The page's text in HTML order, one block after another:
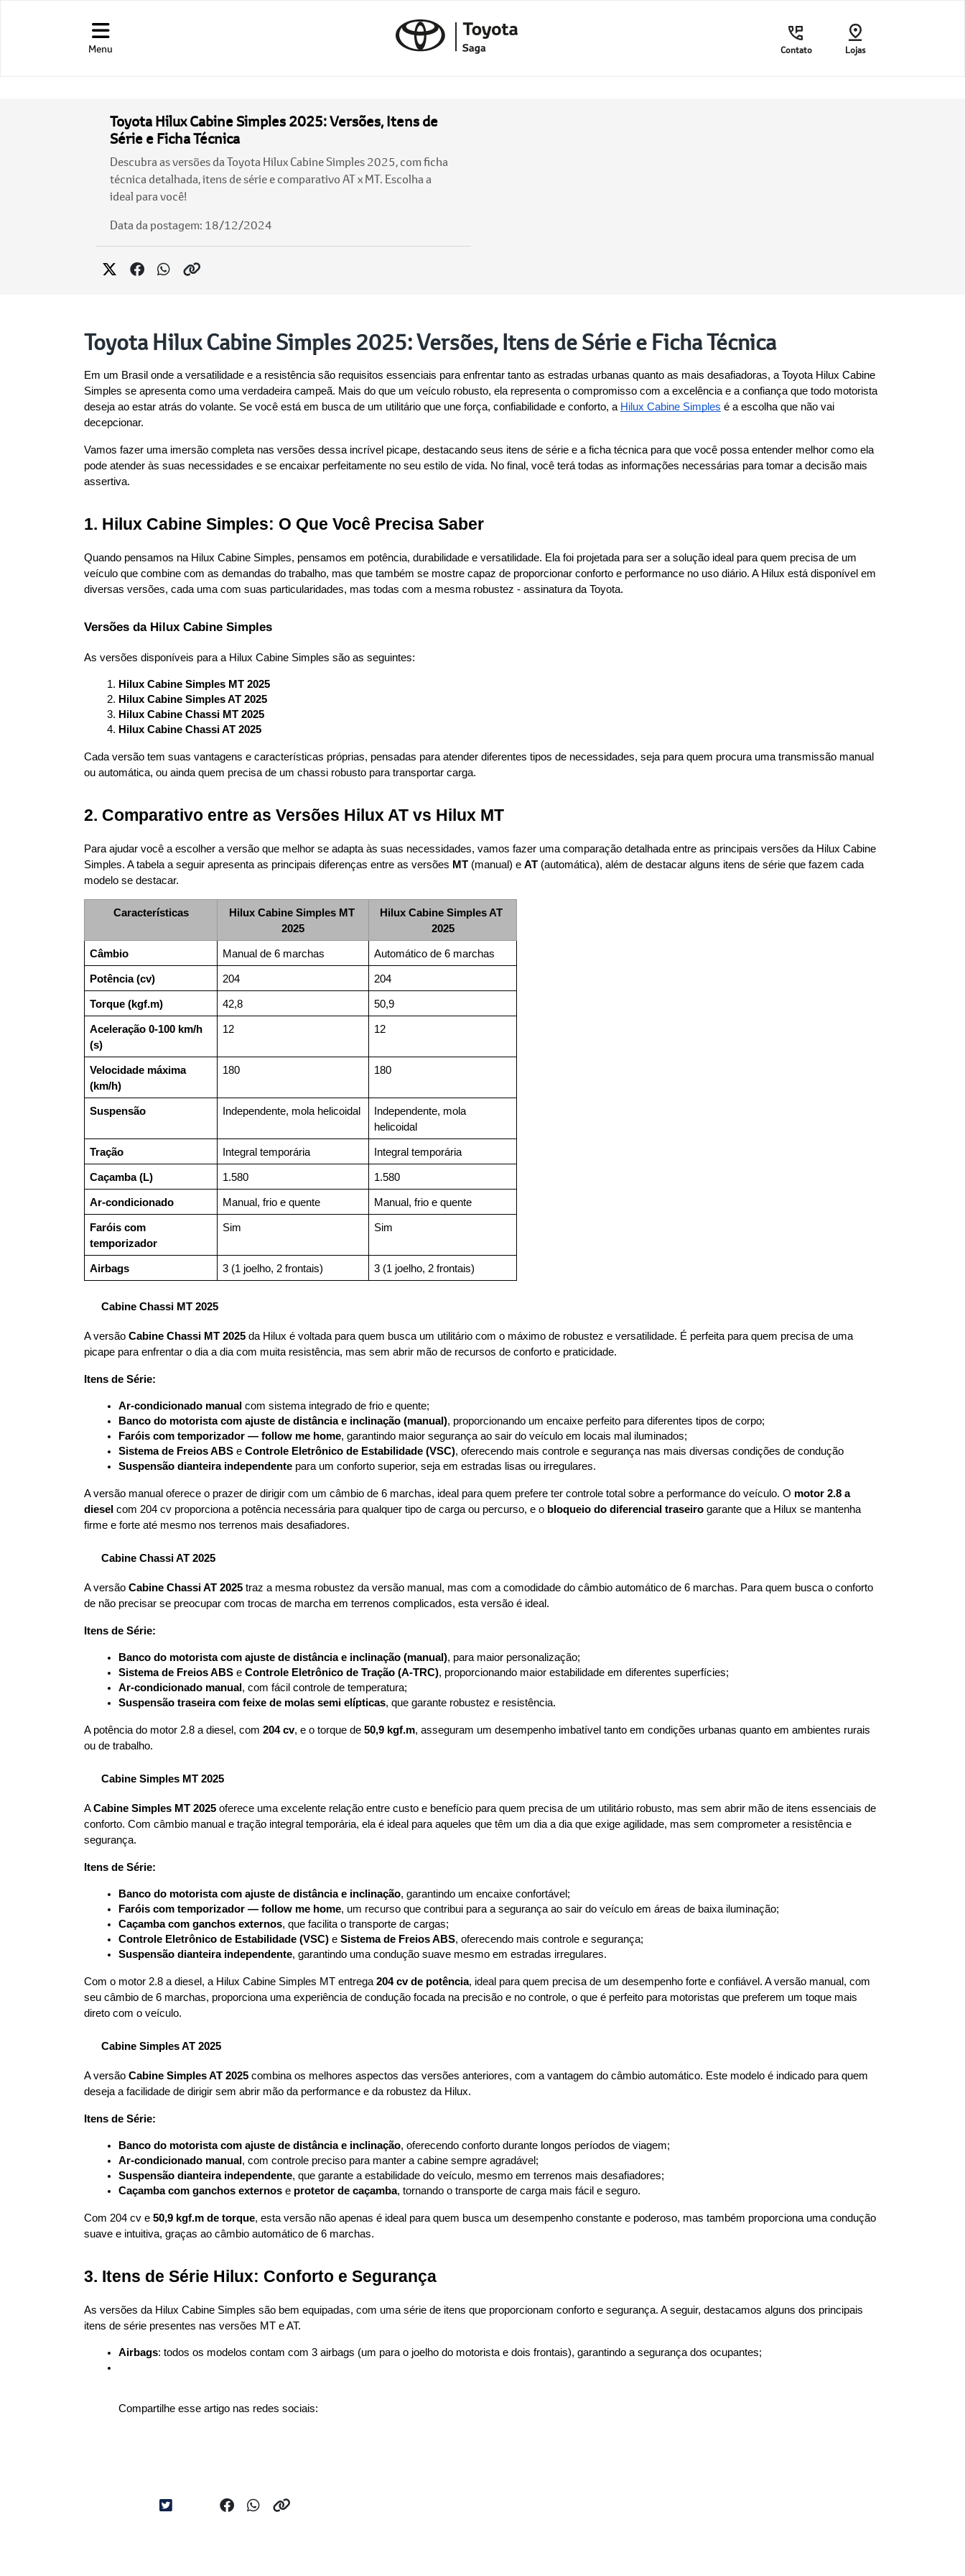
Menu Contato Lojas
Toyota Hilux Cabine Simples 2025: Versões, Itens de
Série e Ficha Técnica
Descubra as versões da Toyota Hilux Cabine Simples 2025, com ficha
técnica detalhada, itens de série e comparativo AT x MT. Escolha a
ideal para você!
Data da postagem: 18/12/2024
Toyota Hilux Cabine Simples 2025: Versões, Itens de Série e Ficha Técnica
Em um Brasil onde a versatilidade e a resistência são requisitos essenciais para enfrentar tanto as estradas urbanas quanto as mais desafiadoras, a Toyota Hilux Cabine
Simples se apresenta como uma verdadeira campeã. Mais do que um veículo robusto, ela representa o compromisso com a excelência e a confiança que todo motorista
deseja ao estar atrás do volante. Se você está em busca de um utilitário que une força, confiabilidade e conforto, a Hilux Cabine Simples é a escolha que não vai
decepcionar.
Vamos fazer uma imersão completa nas versões dessa incrível picape, destacando seus itens de série e a ficha técnica para que você possa entender melhor como ela
pode atender às suas necessidades e se encaixar perfeitamente no seu estilo de vida. No final, você terá todas as informações necessárias para tomar a decisão mais
assertiva.
1. Hilux Cabine Simples: O Que Você Precisa Saber
Quando pensamos na Hilux Cabine Simples, pensamos em potência, durabilidade e versatilidade. Ela foi projetada para ser a solução ideal para quem precisa de um
veículo que combine com as demandas do trabalho, mas que também se mostre capaz de proporcionar conforto e performance no uso diário. A Hilux está disponível em
diversas versões, cada uma com suas particularidades, mas todas com a mesma robustez - assinatura da Toyota.
Versões da Hilux Cabine Simples
As versões disponíveis para a Hilux Cabine Simples são as seguintes:
Hilux Cabine Simples MT 2025
Hilux Cabine Simples AT 2025
Hilux Cabine Chassi MT 2025
Hilux Cabine Chassi AT 2025
Cada versão tem suas vantagens e características próprias, pensadas para atender diferentes tipos de necessidades, seja para quem procura uma transmissão manual
ou automática, ou ainda quem precisa de um chassi robusto para transportar carga.
2. Comparativo entre as Versões Hilux AT vs Hilux MT
Para ajudar você a escolher a versão que melhor se adapta às suas necessidades, vamos fazer uma comparação detalhada entre as principais versões da Hilux Cabine
Simples. A tabela a seguir apresenta as principais diferenças entre as versões MT (manual) e AT (automática), além de destacar alguns itens de série que fazem cada
modelo se destacar.
Características
Hilux Cabine Simples MT
2025
Hilux Cabine Simples AT
2025
Câmbio Manual de 6 marchas Automático de 6 marchas
Potência (cv) 204 204
Torque (kgf.m) 42,8 50,9
Aceleração 0-100 km/h
(s)
12 12
Velocidade máxima
(km/h)
180 180
Suspensão Independente, mola helicoidal
Independente, mola
helicoidal
Tração Integral temporária Integral temporária
Caçamba (L) 1.580 1.580
Ar-condicionado Manual, frio e quente Manual, frio e quente
Faróis com
temporizador
Sim Sim
Airbags 3 (1 joelho, 2 frontais) 3 (1 joelho, 2 frontais)
Cabine Chassi MT 2025
A versão Cabine Chassi MT 2025 da Hilux é voltada para quem busca um utilitário com o máximo de robustez e versatilidade. É perfeita para quem precisa de uma
picape para enfrentar o dia a dia com muita resistência, mas sem abrir mão de recursos de conforto e praticidade.
Itens de Série:
Ar-condicionado manual com sistema integrado de frio e quente;
Banco do motorista com ajuste de distância e inclinação (manual), proporcionando um encaixe perfeito para diferentes tipos de corpo;
Faróis com temporizador — follow me home, garantindo maior segurança ao sair do veículo em locais mal iluminados;
Sistema de Freios ABS e Controle Eletrônico de Estabilidade (VSC), oferecendo mais controle e segurança nas mais diversas condições de condução
Suspensão dianteira independente para um conforto superior, seja em estradas lisas ou irregulares.
A versão manual oferece o prazer de dirigir com um câmbio de 6 marchas, ideal para quem prefere ter controle total sobre a performance do veículo. O motor 2.8 a
diesel com 204 cv proporciona a potência necessária para qualquer tipo de carga ou percurso, e o bloqueio do diferencial traseiro garante que a Hilux se mantenha
firme e forte até mesmo nos terrenos mais desafiadores.
Cabine Chassi AT 2025
A versão Cabine Chassi AT 2025 traz a mesma robustez da versão manual, mas com a comodidade do câmbio automático de 6 marchas. Para quem busca o conforto
de não precisar se preocupar com trocas de marcha em terrenos complicados, esta versão é ideal.
Itens de Série:
Banco do motorista com ajuste de distância e inclinação (manual), para maior personalização;
Sistema de Freios ABS e Controle Eletrônico de Tração (A-TRC), proporcionando maior estabilidade em diferentes superfícies;
Ar-condicionado manual , com fácil controle de temperatura;
Suspensão traseira com feixe de molas semi elípticas, que garante robustez e resistência.
A potência do motor 2.8 a diesel, com 204 cv, e o torque de 50,9 kgf.m, asseguram um desempenho imbatível tanto em condições urbanas quanto em ambientes rurais
ou de trabalho.
Cabine Simples MT 2025
A Cabine Simples MT 2025 oferece uma excelente relação entre custo e benefício para quem precisa de um utilitário robusto, mas sem abrir mão de itens essenciais de
conforto. Com câmbio manual e tração integral temporária, ela é ideal para aqueles que têm um dia a dia que exige agilidade, mas sem comprometer a resistência e
segurança.
Itens de Série:
Banco do motorista com ajuste de distância e inclinação, garantindo um encaixe confortável;
Faróis com temporizador — follow me home, um recurso que contribui para a segurança ao sair do veículo em áreas de baixa iluminação;
Caçamba com ganchos externos, que facilita o transporte de cargas;
Controle Eletrônico de Estabilidade (VSC) e Sistema de Freios ABS, oferecendo mais controle e segurança;
Suspensão dianteira independente, garantindo uma condução suave mesmo em estradas irregulares.
Com o motor 2.8 a diesel, a Hilux Cabine Simples MT entrega 204 cv de potência, ideal para quem precisa de um desempenho forte e confiável. A versão manual, com
seu câmbio de 6 marchas, proporciona uma experiência de condução focada na precisão e no controle, o que é perfeito para motoristas que preferem um toque mais
direto com o veículo.
Cabine Simples AT 2025
A versão Cabine Simples AT 2025 combina os melhores aspectos das versões anteriores, com a vantagem do câmbio automático. Este modelo é indicado para quem
deseja a facilidade de dirigir sem abrir mão da performance e da robustez da Hilux.
Itens de Série:
Banco do motorista com ajuste de distância e inclinação, oferecendo conforto durante longos períodos de viagem;
Ar-condicionado manual , com controle preciso para manter a cabine sempre agradável;
Suspensão dianteira independente, que garante a estabilidade do veículo, mesmo em terrenos mais desafiadores;
Caçamba com ganchos externos e protetor de caçamba, tornando o transporte de carga mais fácil e seguro.
Com 204 cv e 50,9 kgf.m de torque, esta versão não apenas é ideal para quem busca um desempenho constante e poderoso, mas também proporciona uma condução
suave e intuitiva, graças ao câmbio automático de 6 marchas.
3. Itens de Série Hilux: Conforto e Segurança
As versões da Hilux Cabine Simples são bem equipadas, com uma série de itens que proporcionam conforto e segurança. A seguir, destacamos alguns dos principais
itens de série presentes nas versões MT e AT.
Airbags: todos os modelos contam com 3 airbags (um para o joelho do motorista e dois frontais), garantindo a segurança dos ocupantes;
Compartilhe esse artigo nas redes sociais: